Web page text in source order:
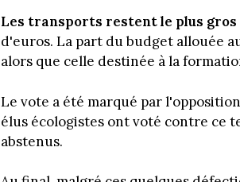
Les transports restent le plus gros
d'euros. La part du budget allouée
alors que celle destinée à la
Le vote a été marqué par
élus écologistes ont voté contre ce
abstenus.